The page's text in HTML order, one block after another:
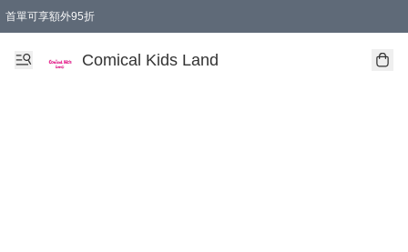
首單可享額外95折
Comical Kids Land